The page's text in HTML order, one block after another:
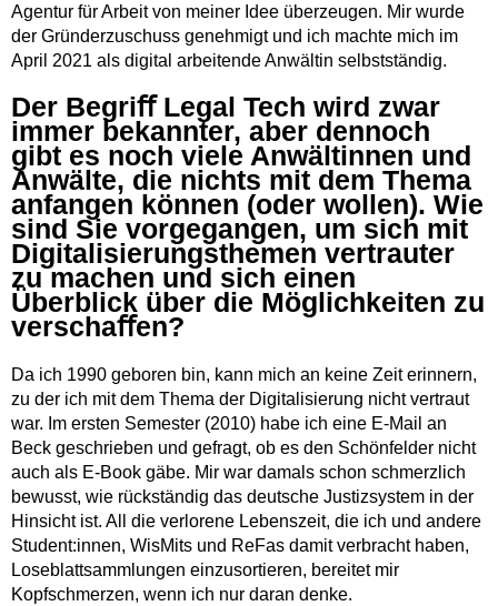
Agentur für Arbeit von meiner Idee überzeugen. Mir wurde
der Gründerzuschuss genehmigt und ich machte mich im
April 2021 als digital arbeitende Anwältin selbstständig.
Der Begriﬀ Legal Tech wird zwar
immer bekannter, aber dennoch
gibt es noch viele Anwältinnen und
Anwälte, die nichts mit dem Thema
anfangen können (oder wollen). Wie
sind Sie vorgegangen, um sich mit
Digitalisierungsthemen vertrauter
zu machen und sich einen
Überblick über die Möglichkeiten zu
verschaﬀen?
Da ich 1990 geboren bin, kann mich an keine Zeit erinnern,
zu der ich mit dem Thema der Digitalisierung nicht vertraut
war. Im ersten Semester (2010) habe ich eine E-Mail an
Beck geschrieben und gefragt, ob es den Schönfelder nicht
auch als E-Book gäbe. Mir war damals schon schmerzlich
bewusst, wie rückständig das deutsche Justizsystem in der
Hinsicht ist. All die verlorene Lebenszeit, die ich und andere
Student:innen, WisMits und ReFas damit verbracht haben,
Loseblattsammlungen einzusortieren, bereitet mir
Kopfschmerzen, wenn ich nur daran denke.